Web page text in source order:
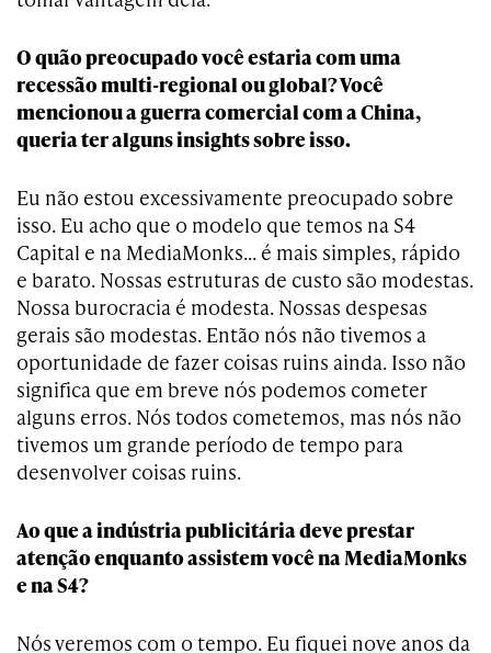
O quão preocupado você estaria com uma
recessão multi-regional ou global? Você
mencionou a guerra comercial com a China,
queria ter alguns insights sobre isso.
Eu não estou excessivamente preocupado sobre
isso. Eu acho que o modelo que temos na S4
Capital e na MediaMonks… é mais simples, rápido
e barato. Nossas estruturas de custo são modestas.
Nossa burocracia é modesta. Nossas despesas
gerais são modestas. Então nós não tivemos a
oportunidade de fazer coisas ruins ainda. Isso não
significa que em breve nós podemos cometer
alguns erros. Nós todos cometemos, mas nós não
tivemos um grande período de tempo para
desenvolver coisas ruins.
Ao que a indústria publicitária deve prestar
atenção enquanto assistem você na MediaMonks
e na S4?
Nós veremos com o tempo. Eu fiquei nove anos da